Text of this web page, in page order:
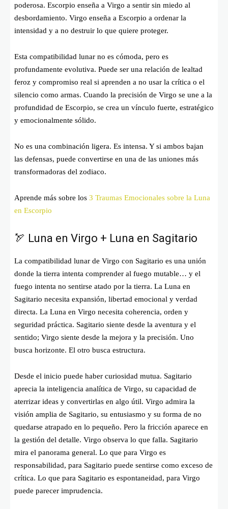
poderosa. Escorpio enseña a Virgo a sentir sin miedo al
desbordamiento. Virgo enseña a Escorpio a ordenar la
intensidad y a no destruir lo que quiere proteger.
Esta compatibilidad lunar no es cómoda, pero es
profundamente evolutiva. Puede ser una relación de lealtad
feroz y compromiso real si aprenden a no usar la crítica o el
silencio como armas. Cuando la precisión de Virgo se une a la
profundidad de Escorpio, se crea un vínculo fuerte, estratégico
y emocionalmente sólido.
No es una combinación ligera. Es intensa. Y si ambos bajan
las defensas, puede convertirse en una de las uniones más
transformadoras del zodiaco.
Aprende más sobre los 3 Traumas Emocionales sobre la Luna
en Escorpio
🏹 Luna en Virgo + Luna en Sagitario
La compatibilidad lunar de Virgo con Sagitario es una unión
donde la tierra intenta comprender al fuego mutable… y el
fuego intenta no sentirse atado por la tierra. La Luna en
Sagitario necesita expansión, libertad emocional y verdad
directa. La Luna en Virgo necesita coherencia, orden y
seguridad práctica. Sagitario siente desde la aventura y el
sentido; Virgo siente desde la mejora y la precisión. Uno
busca horizonte. El otro busca estructura.
Desde el inicio puede haber curiosidad mutua. Sagitario
aprecia la inteligencia analítica de Virgo, su capacidad de
aterrizar ideas y convertirlas en algo útil. Virgo admira la
visión amplia de Sagitario, su entusiasmo y su forma de no
quedarse atrapado en lo pequeño. Pero la fricción aparece en
la gestión del detalle. Virgo observa lo que falla. Sagitario
mira el panorama general. Lo que para Virgo es
responsabilidad, para Sagitario puede sentirse como exceso de
crítica. Lo que para Sagitario es espontaneidad, para Virgo
puede parecer imprudencia.